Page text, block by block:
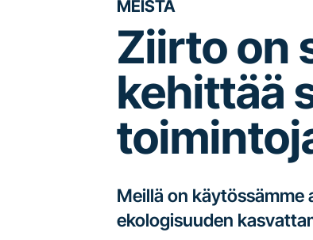
MEISTÄ
Ziirto on
kehittää
Meillä on
ekologisuuden